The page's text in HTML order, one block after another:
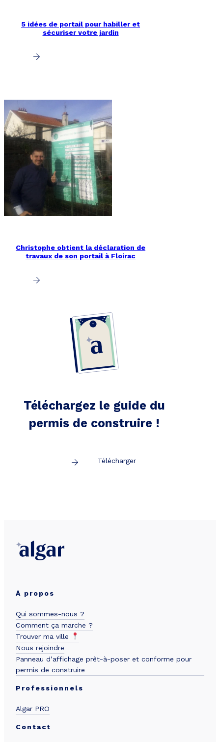
5 idées de portail pour habiller et
sécuriser votre jardin
Christophe obtient la déclaration de
travaux de son portail à Floirac
Téléchargez le guide du
permis de construire !
Télécharger
À propos
Qui sommes-nous ?
Comment ça marche ?
Trouver ma ville
Nous rejoindre
Panneau d’affichage prêt-à-poser et conforme pour
permis de construire
Professionnels
Algar PRO
Contact